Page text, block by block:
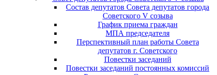
Состав депутатов Совета депутатов города
Советского V созыва
График приема граждан
МПА председателя
Перспективный план работы Совета
депутатов г. Советского
Повестки заседаний
Повестки заседаний постоянных комиссий